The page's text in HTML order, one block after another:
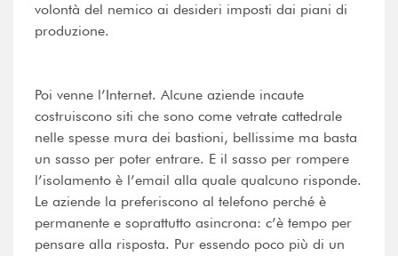
volontà del nemico ai desideri imposti dai piani di
produzione.
Poi venne l’Internet. Alcune aziende incaute
costruiscono siti che sono come vetrate cattedrale
nelle spesse mura dei bastioni, bellissime ma basta
un sasso per poter entrare. E il sasso per rompere
l’isolamento è l’email alla quale qualcuno risponde.
Le aziende la preferiscono al telefono perché è
permanente e soprattutto asincrona: c’è tempo per
pensare alla risposta. Pur essendo poco più di un